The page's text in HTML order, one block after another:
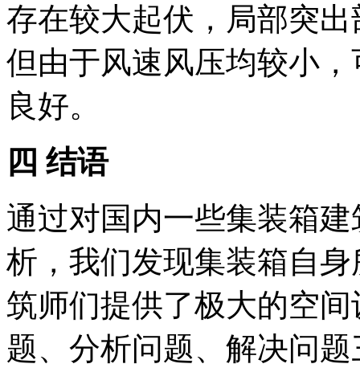
存在较大起伏，局部突
但由于风速风压均较小
良好。
四 结语
通过对国内一些集装箱
析，我们发现集装箱自
筑师们提供了极大的空
题、分析问题、解决问